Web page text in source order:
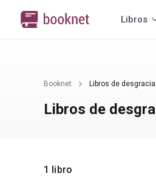
Libros
Booknet Libros de
Libros de
1 libro